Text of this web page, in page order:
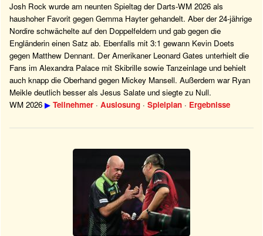
Josh Rock wurde am neunten Spieltag der Darts-WM 2026 als
haushoher Favorit gegen Gemma Hayter gehandelt. Aber der 24-jährige
Nordire schwächelte auf den Doppelfeldern und gab gegen die
Engländerin einen Satz ab. Ebenfalls mit 3:1 gewann Kevin Doets
gegen Matthew Dennant. Der Amerikaner Leonard Gates unterhielt die
Fans im Alexandra Palace mit Skibrille sowie Tanzeinlage und behielt
auch knapp die Oberhand gegen Mickey Mansell. Außerdem war Ryan
Meikle deutlich besser als Jesus Salate und siegte zu Null.
WM 2026 ▶ Teilnehmer · Auslosung · Spielplan · Ergebnisse